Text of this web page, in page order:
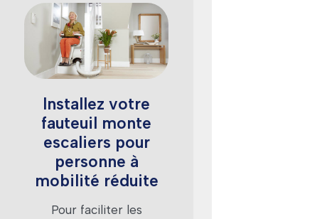
Installez votre
fauteuil monte
escaliers pour
personne à
mobilité réduite
Pour faciliter les